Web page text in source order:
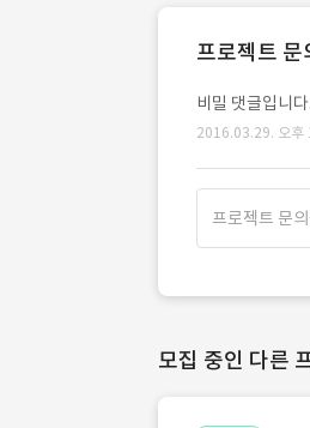
프로젝트 문
비밀 댓글입니다.
2016.03.29. 오후
프로젝트 문
모집 중인 다른